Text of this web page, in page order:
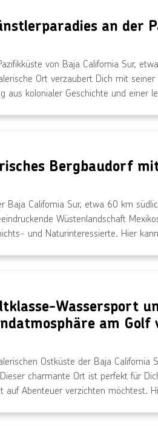
Highlights, das warme
einem beliebten Reiseziel machen.
an der
von Baja California Sur,
Ort verzaubert Dich mit
aus kolonialer Geschichte und einer
genießen. Todos Santos ist
Bergbaudorf
Baja California Sur, etwa 60 km
Wüstenlandschaft
und Naturinteressierte. Hier
Wüste genießen. Mit seinen
und Unverfälschte suchen.
Wassersport
am Golf
Ostküste der Baja California
charmante Ort ist perfekt für
auf Abenteuer verzichten möchtest.
an den unberührten Stränden